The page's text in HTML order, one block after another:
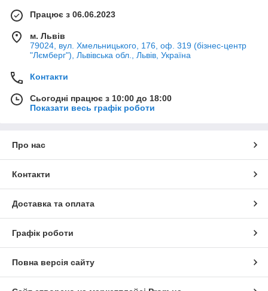
Працює з 06.06.2023
м. Львів
79024, вул. Хмельницького, 176, оф. 319 (бізнес-центр
"Лємберг"), Львівська обл., Львів, Україна
Контакти
Сьогодні працює з 10:00 до 18:00
Показати весь графік роботи
Про нас
Контакти
Доставка та оплата
Графік роботи
Повна версія сайту